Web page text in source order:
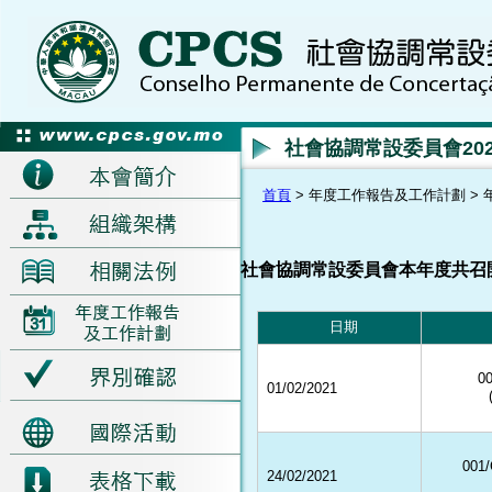
社會協調常設委員會
首頁 > 年度工作報告及工作計劃 >
社會協調常設委員會本年度共
日期
01/02/2021
24/02/2021